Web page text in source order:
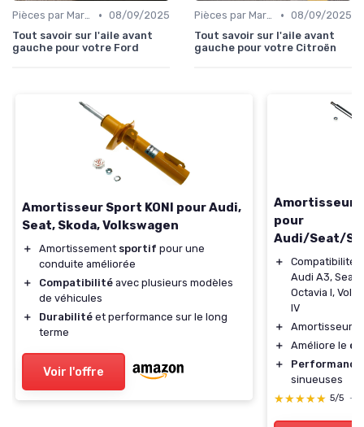
Pièces par Marque de Voiture • 08/09/2025
Tout savoir sur l'aile avant
gauche pour votre Ford
Pièces par Marque de Voiture • 08/09/2025
Tout savoir sur l'aile avant
gauche pour votre Citroën
Amortisseur Sport KONI pour Audi,
Seat, Skoda, Volkswagen
＋ Amortissement sportif pour une
conduite améliorée
＋
Compatibilité avec plusieurs modèles
de véhicules
＋
Durabilité et performance sur le long
terme
Voir l'offre
Amortisseur
pour
Audi/Seat/
＋
Compatibilité
Audi A3, Seat
Octavia I,
IV
＋
Amortisseur
＋
Améliore le
＋
Performance
sinueuses
★★★★★
★★★★★ 5/5 —